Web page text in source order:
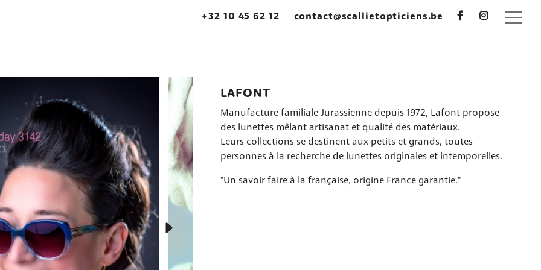
+32 10 45 62 12 contact@scallietopticiens.be
LAFONT
Manufacture familiale Jurassienne depuis 1972, Lafont propose
des lunettes mêlant artisanat et qualité des matériaux.
Leurs collections se destinent aux petits et grands, toutes
personnes à la recherche de lunettes originales et intemporelles.
"Un savoir faire à la française, origine France garantie."